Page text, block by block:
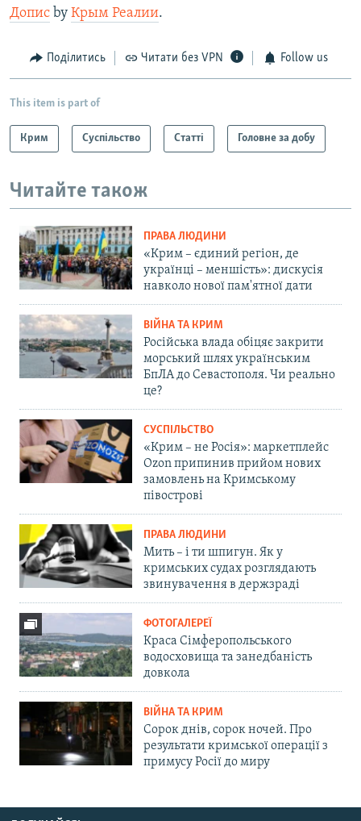
Допис by Крым Реалии.
Поділитись Читати без VPN Follow us
This item is part of
Крим Суспільство Статті Головне за добу
Читайте також
ПРАВА ЛЮДИНИ
«Крим – єдиний регіон, де
українці – меншість»: дискусія
навколо нової пам'ятної дати
ВІЙНА ТА КРИМ
Російська влада обіцяє закрити
морський шлях українським
БпЛА до Севастополя. Чи реально
це?
СУСПІЛЬСТВО
«Крим – не Росія»: маркетплейс
Ozon припинив прийом нових
замовлень на Кримському
півострові
ПРАВА ЛЮДИНИ
Мить – і ти шпигун. Як у
кримських судах розглядають
звинувачення в держзраді
ФОТОГАЛЕРЕЇ
Краса Сімферопольського
водосховища та занедбаність
довкола
ВІЙНА ТА КРИМ
Сорок днів, сорок ночей. Про
результати кримської операції з
примусу Росії до миру